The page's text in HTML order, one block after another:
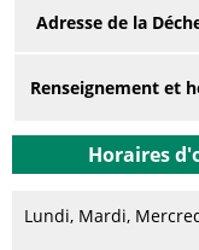
Adresse de la
Renseignement et
Horaires
Lundi, Mardi,